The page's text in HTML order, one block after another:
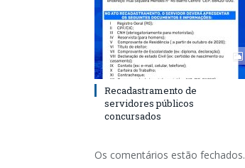
Recadastramento de
servidores públicos
concursados
Os comentários estão fechados.